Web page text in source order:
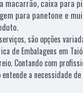
macarrão, caixa para
para panetone e
são opções
de Embalagens em
Contando com
a necessidade